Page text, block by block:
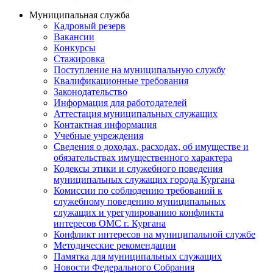
Муниципальная служба
Кадровый резерв
Вакансии
Конкурсы
Стажировка
Поступление на муниципальную службу
Квалификационные требования
Законодательство
Информация для работодателей
Аттестация муниципальных служащих
Контактная информация
Учебные учреждения
Сведения о доходах, расходах, об имуществе и
обязательствах имущественного характера
Кодексы этики и служебного поведения
муниципальных служащих города Кургана
Комиссии по соблюдению требований к
служебному поведению муниципальных
служащих и урегулированию конфликта
интересов ОМС г. Кургана
Конфликт интересов на муниципальной службе
Методические рекомендации
Памятка для муниципальных служащих
Новости Федерального Cобрания